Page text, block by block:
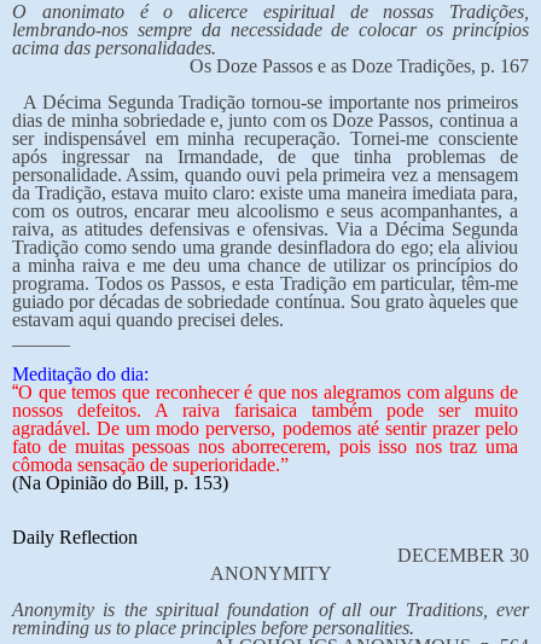
O anonimato é o alicerce espiritual de nossas Tradições,
lembrando-nos sempre da necessidade de colocar os princípios
acima das personalidades.
Os Doze Passos e as Doze Tradições, p. 167
A Décima Segunda Tradição tornou-se importante nos primeiros
dias de minha sobriedade e, junto com os Doze Passos, continua a
ser indispensável em minha recuperação. Tornei-me consciente
após ingressar na Irmandade, de que tinha problemas de
personalidade. Assim, quando ouvi pela primeira vez a mensagem
da Tradição, estava muito claro: existe uma maneira imediata para,
com os outros, encarar meu alcoolismo e seus acompanhantes, a
raiva, as atitudes defensivas e ofensivas. Via a Décima Segunda
Tradição como sendo uma grande desinfladora do ego; ela aliviou
a minha raiva e me deu uma chance de utilizar os princípios do
programa. Todos os Passos, e esta Tradição em particular, têm-me
guiado por décadas de sobriedade contínua. Sou grato àqueles que
estavam aqui quando precisei deles.
Meditação do dia:
“O que temos que reconhecer é que nos alegramos com alguns de
nossos defeitos. A raiva farisaica também pode ser muito
agradável. De um modo perverso, podemos até sentir prazer pelo
fato de muitas pessoas nos aborrecerem, pois isso nos traz uma
cômoda sensação de superioridade.”
(Na Opinião do Bill, p. 153)
Daily Reflection
DECEMBER 30
ANONYMITY
Anonymity is the spiritual foundation of all our Traditions, ever
reminding us to place principles before personalities.